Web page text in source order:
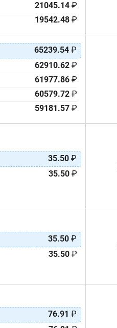
21045.14 ₽
19542.48 ₽
65239.54 ₽
62910.62 ₽
61977.86 ₽
60579.72 ₽
59181.57 ₽
35.50 ₽
35.50 ₽
35.50 ₽
35.50 ₽
76.91 ₽